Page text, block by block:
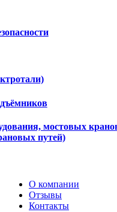
мостовых
путей)
О компании
Отзывы
Контакты